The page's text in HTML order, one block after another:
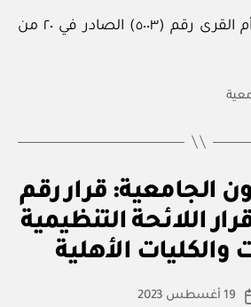
نشر في عدد جريدة أم القرى رقم (٥٠٠٣) الصادر في ٢٠ من
قرار رقم
١٦ / ٣) إقرار اللائحة التنظيمية
والكليات الأهلية
كاتب
بو
س
ة
19 أغسطس 2023